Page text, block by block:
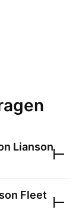
Lianson
Fleet